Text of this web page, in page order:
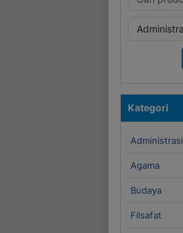
Kategori
Administrasi
Agama
Budaya
Filsafat